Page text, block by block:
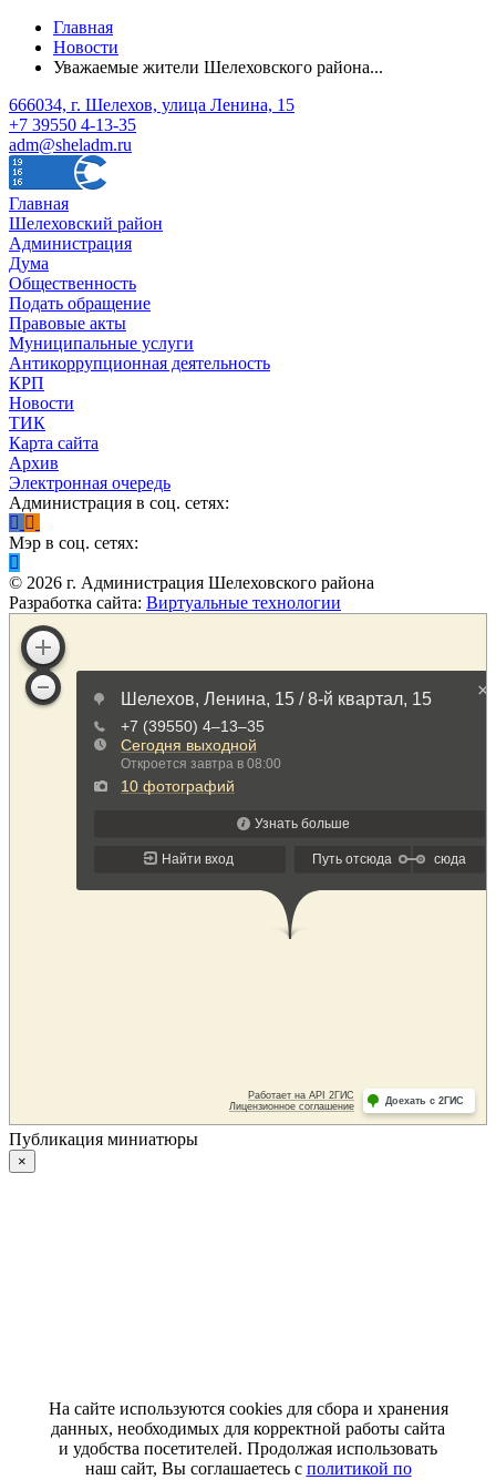
Главная
Новости
Уважаемые жители Шелеховского района...
666034, г. Шелехов, улица Ленина, 15
+7 39550 4-13-35
adm@sheladm.ru
Главная
Шелеховский район
Администрация
Дума
Общественность
Подать обращение
Правовые акты
Муниципальные услуги
Антикоррупционная деятельность
КРП
Новости
ТИК
Карта сайта
Архив
Электронная очередь
Администрация в соц. сетях:
Мэр в соц. сетях:
© 2026 г. Администрация Шелеховского района
Разработка сайта: Виртуальные технологии
Публикация миниатюры
×
На сайте используются cookies для сбора и хранения
данных, необходимых для корректной работы сайта
и удобства посетителей. Продолжая использовать
наш сайт, Вы соглашаетесь с политикой по